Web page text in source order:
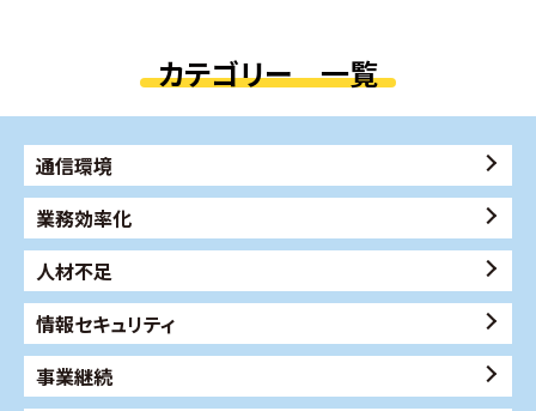
カテゴリー 一覧
通信環境
業務効率化
人材不足
情報セキュリティ
事業継続